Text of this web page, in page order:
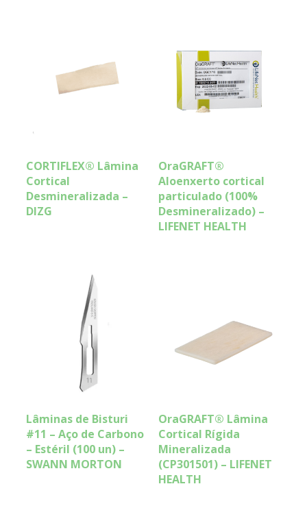
CORTIFLEX® Lâmina
Cortical
Desmineralizada –
DIZG
OraGRAFT®
Aloenxerto cortical
particulado (100%
Desmineralizado) –
LIFENET HEALTH
Lâminas de Bisturi
#11 – Aço de Carbono
– Estéril (100 un) –
SWANN MORTON
OraGRAFT® Lâmina
Cortical Rígida
Mineralizada
(CP301501) – LIFENET
HEALTH